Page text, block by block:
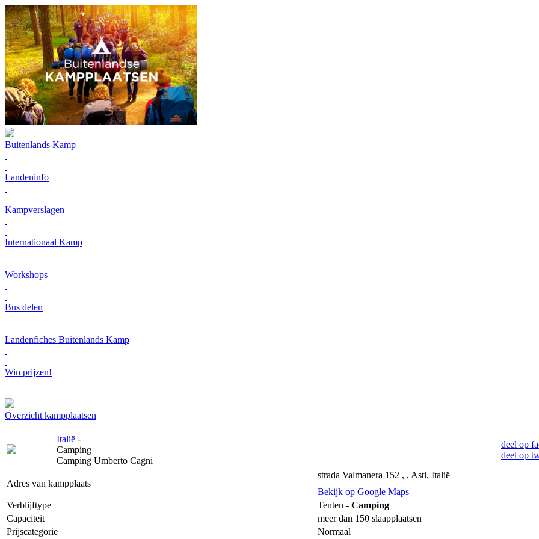
Buitenlands Kamp
Landeninfo
Kampverslagen
Internationaal Kamp
Workshops
Bus delen
Landenfiches Buitenlands Kamp
Win prijzen!
Overzicht kampplaatsen
Italië -
Camping
Camping Umberto Cagni
deel op
deel op
Adres van kampplaats
strada Valmanera 152 , , Asti, Italië
Bekijk op Google Maps
Verblijftype
Tenten - Camping
Capaciteit
meer dan 150 slaapplaatsen
Prijscategorie
Normaal